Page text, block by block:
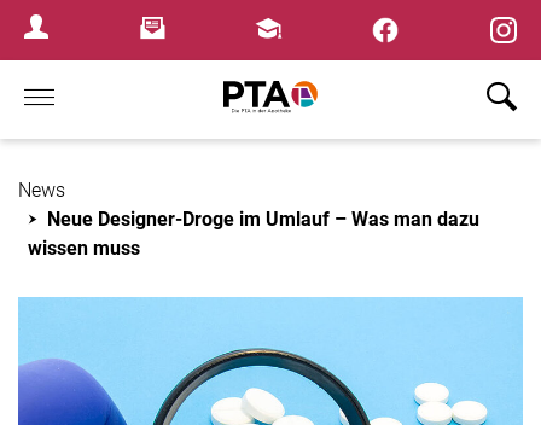
Login MenuNewsletterFortbildungen
Home
News
Neue Designer-Droge im Umlauf – Was man dazu
wissen muss
×